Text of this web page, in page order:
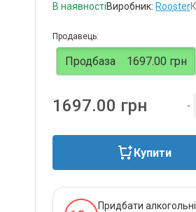
В наявностіВиробник: Rooster
Продавець:
Продбаза 1697.00 грн
1697.00 грн -
Купити
Придбати